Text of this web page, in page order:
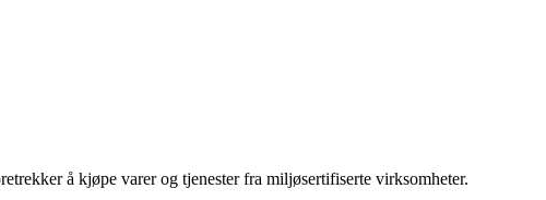
å kjøpe varer og tjenester fra miljøsertifiserte virksomheter.